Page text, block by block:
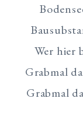
Wer hier
Grabmal
Grabmal